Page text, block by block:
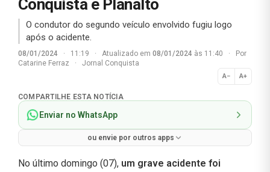
Conquista e Planalto
O condutor do segundo veículo envolvido fugiu logo
após o acidente.
08/01/2024 · 11:19 · Atualizado em 08/01/2024 às 11:40 ·
Por
Catarine Ferraz
· Jornal Conquista
A− A+
Normal
COMPARTILHE ESTA NOTÍCIA
Enviar no WhatsApp
ou envie por outros apps
No último domingo (07), um grave acidente foi